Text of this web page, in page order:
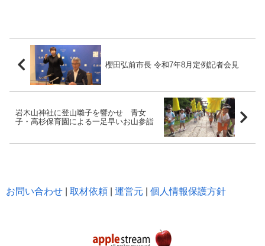
櫻田弘前市長 令和7年8月定例記者会見
岩木山神社に登山囃子を響かせ 青女
子・高杉保育園による一足早いお山参詣
お問い合わせ 取材依頼 運営元 個人情報保護方針